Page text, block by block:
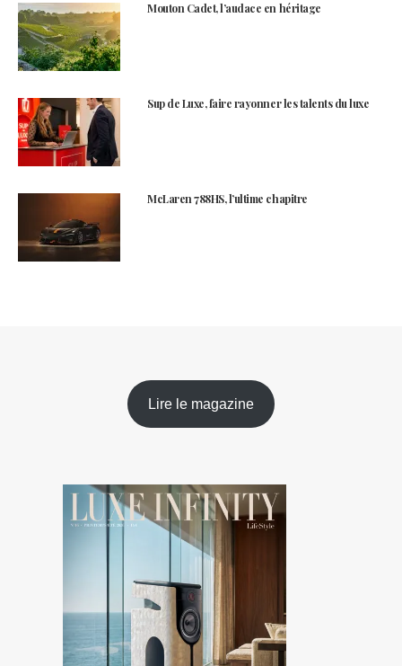
Mouton Cadet, l’audace en héritage
Sup de Luxe, faire rayonner les talents du luxe
McLaren 788HS, l’ultime chapitre
Lire le magazine